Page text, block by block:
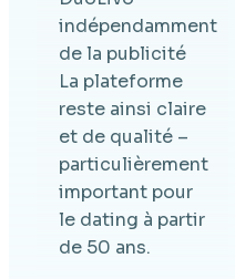
indépendamment
de la publicité
La plateforme
reste ainsi claire
et de qualité –
particulièrement
important pour
le dating à partir
de 50 ans.